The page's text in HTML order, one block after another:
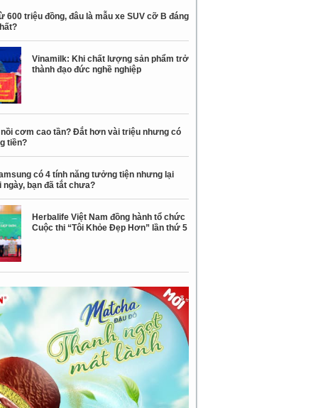
600 triệu đồng, đâu là mẫu xe SUV cỡ B đáng
Vinamilk: Khi chất lượng sản phẩm trở
thành đạo đức nghề nghiệp
nồi cơm cao tần? Đắt hơn vài triệu nhưng có
tiền?
có 4 tính năng tưởng tiện nhưng lại
ngày, bạn đã tắt chưa?
Herbalife Việt Nam đồng hành tổ chức
Cuộc thi “Tôi Khỏe Đẹp Hơn” lần thứ 5